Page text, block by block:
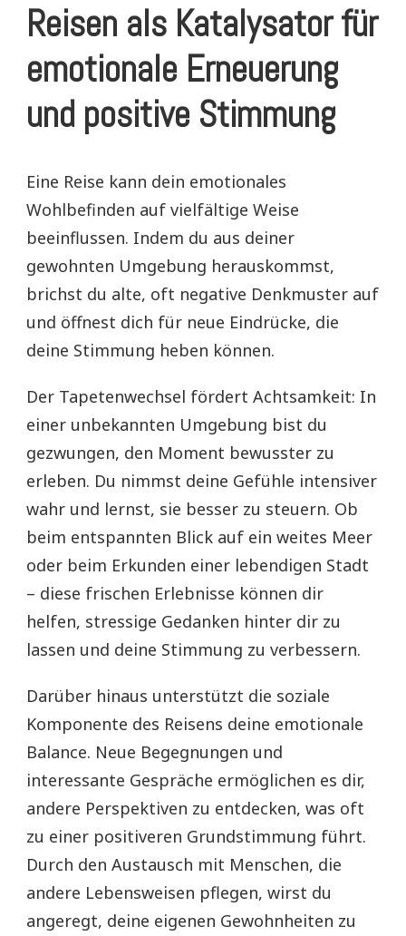
Reisen als Katalysator für
emotionale Erneuerung
und positive Stimmung
Eine Reise kann dein emotionales
Wohlbefinden auf vielfältige Weise
beeinflussen. Indem du aus deiner
gewohnten Umgebung herauskommst,
brichst du alte, oft negative Denkmuster auf
und öffnest dich für neue Eindrücke, die
deine Stimmung heben können.
Der Tapetenwechsel fördert Achtsamkeit: In
einer unbekannten Umgebung bist du
gezwungen, den Moment bewusster zu
erleben. Du nimmst deine Gefühle intensiver
wahr und lernst, sie besser zu steuern. Ob
beim entspannten Blick auf ein weites Meer
oder beim Erkunden einer lebendigen Stadt
– diese frischen Erlebnisse können dir
helfen, stressige Gedanken hinter dir zu
lassen und deine Stimmung zu verbessern.
Darüber hinaus unterstützt die soziale
Komponente des Reisens deine emotionale
Balance. Neue Begegnungen und
interessante Gespräche ermöglichen es dir,
andere Perspektiven zu entdecken, was oft
zu einer positiveren Grundstimmung führt.
Durch den Austausch mit Menschen, die
andere Lebensweisen pflegen, wirst du
angeregt, deine eigenen Gewohnheiten zu